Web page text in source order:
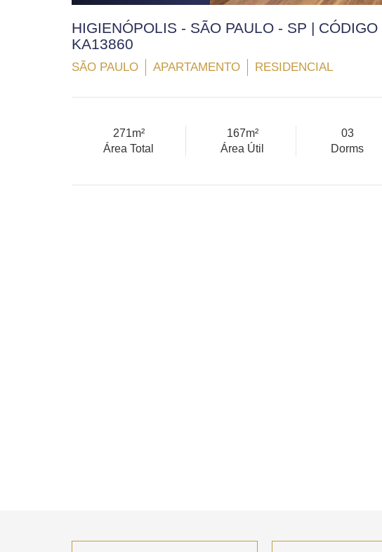
HIGIENÓPOLIS - SÃO PAULO - SP |
KA13860
SÃO PAULO APARTAMENTO RESIDENCIAL
271m²
Área Total
167m²
Área Útil
03
Dorms